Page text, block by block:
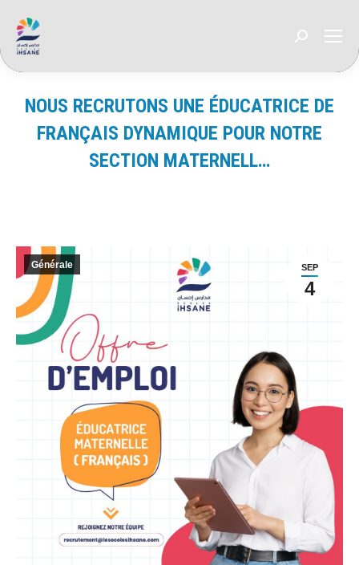
Recherche
NOUS RECRUTONS UNE ÉDUCATRICE DE
FRANÇAIS DYNAMIQUE POUR NOTRE
SECTION MATERNELL…
SEP
4
Générale